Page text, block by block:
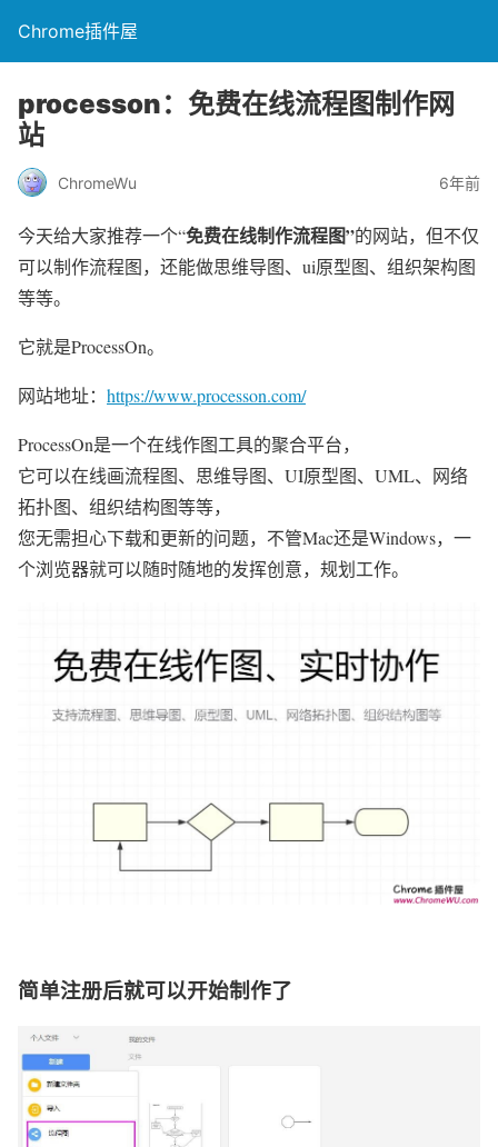
Chrome插件屋
processon：免费在线流程图制作网
站
ChromeWu 6年前
今天给大家推荐一个“免费在线制作流程图”的网站，但不仅
可以制作流程图，还能做思维导图、ui原型图、组织架构图
等等。
它就是ProcessOn。
网站地址： https://www.processon.com/
ProcessOn是一个在线作图工具的聚合平台，
它可以在线画流程图、思维导图、UI原型图、UML、网络
拓扑图、组织结构图等等，
您无需担心下载和更新的问题，不管Mac还是Windows，一
个浏览器就可以随时随地的发挥创意，规划工作。
简单注册后就可以开始制作了